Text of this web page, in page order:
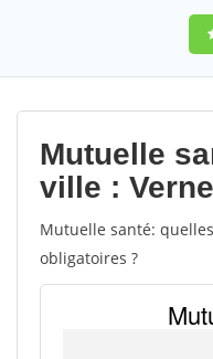
/
Mutuelle
ville :
Mutuelle santé:
obligatoires ?